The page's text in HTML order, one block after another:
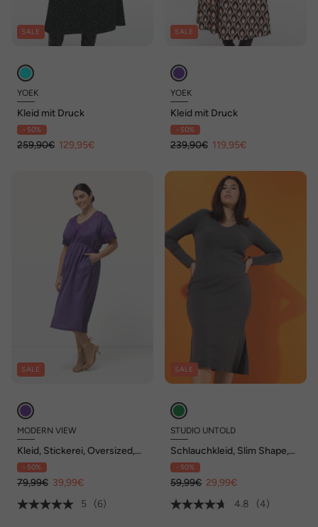
SALE
YOEK
Kleid mit Druck
- 50%
259,90€ 129,95€
SALE
YOEK
Kleid mit Druck
- 50%
239,90€ 119,95€
SALE
MODERN VIEW
Kleid, Stickerei, Oversized,
V-Ausschnitt, Halbarm
- 50%
79,99€ 39,99€
5
(6)
SALE
STUDIO UNTOLD
Schlauchkleid, Slim Shape,
Rippjersey
- 50%
59,99€ 29,99€
4.8
(4)